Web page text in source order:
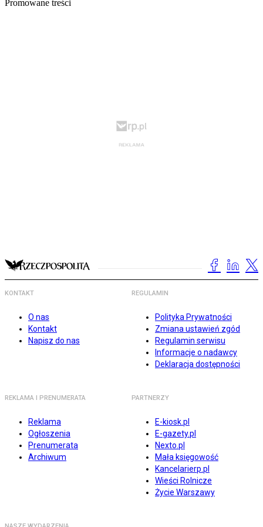
Promowane treści
KONTAKT
O nas
Kontakt
Napisz do nas
REGULAMIN
Polityka Prywatności
Zmiana ustawień zgód
Regulamin serwisu
Informacje o nadawcy
Deklaracja dostępności
REKLAMA I PRENUMERATA
Reklama
Ogłoszenia
Prenumerata
Archiwum
PARTNERZY
E-kiosk.pl
E-gazety.pl
Nexto.pl
Mała księgowość
Kancelarierp.pl
Wieści Rolnicze
Życie Warszawy